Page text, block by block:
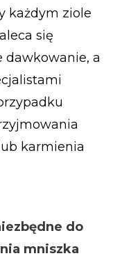
każdym ziole
się
dawkowanie, a
karmienia
do
mniszka